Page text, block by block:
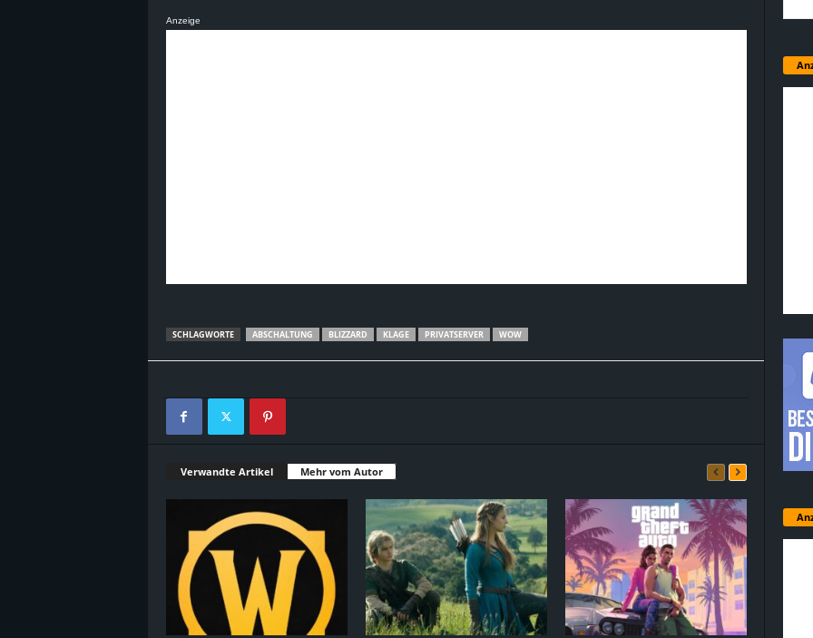
Anzeige
SCHLAGWORTE ABSCHALTUNG BLIZZARD KLAGE PRIVATSERVER WOW
Verwandte Artikel Mehr vom Autor